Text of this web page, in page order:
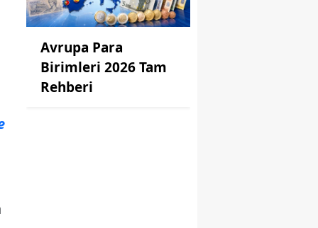
Avrupa Para
Birimleri 2026 Tam
Rehberi